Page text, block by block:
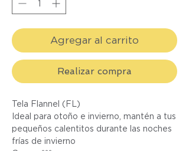
Agregar al carrito
Realizar compra
Tela Flannel (FL)
Ideal para otoño e invierno, mantén a tus
pequeños calentitos durante las noches
frías de invierno